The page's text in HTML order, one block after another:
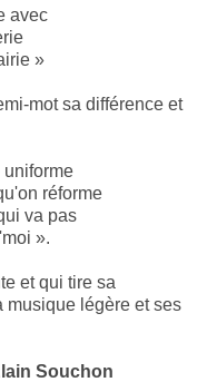
avec
»
mot sa différence et
uniforme
réforme
va pas
».
et qui tire sa
musique légère et ses
Souchon